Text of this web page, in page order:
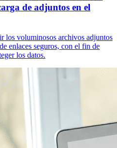
de adjuntos en el
los voluminosos archivos adjuntos
enlaces seguros, con el fin de
los datos.